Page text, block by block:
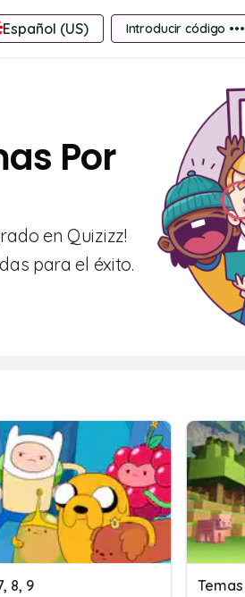
Español (US) Introducir código •••
Por
en Quizizz!
para el éxito.
8, 9 Temas